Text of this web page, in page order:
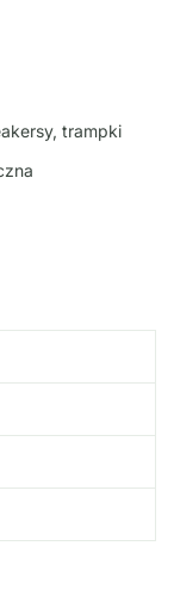
trampki